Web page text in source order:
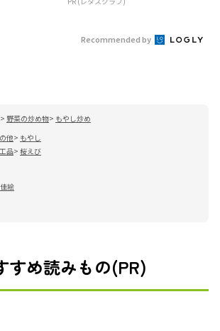
Recommended by
野菜の炒め物
もやし炒め
他
もやし
品
桜えび
絵
すめ読みもの(PR)